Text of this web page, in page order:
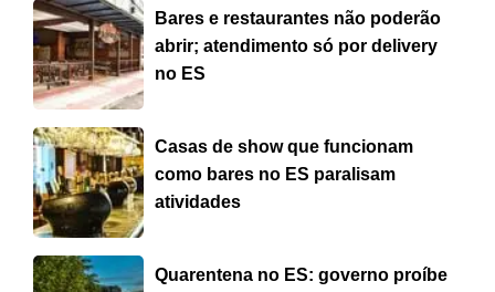
Bares e restaurantes não poderão
abrir; atendimento só por delivery
no ES
Casas de show que funcionam
como bares no ES paralisam
atividades
Quarentena no ES: governo proíbe